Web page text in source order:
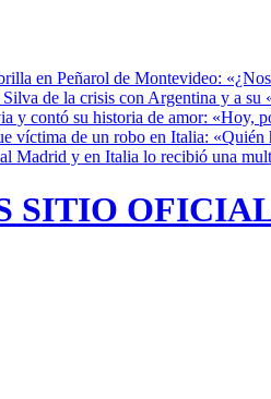
en Peñarol de Montevideo:
de la crisis con Argentina y a
y contó su historia de amor: «Hoy,
víctima de un robo en Italia:
Madrid y en Italia lo recibió una
SITIO